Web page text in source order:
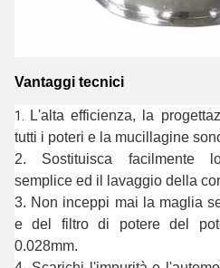
Vantaggi tecnici
1. L'alta efficienza, la
tutti i poteri e la mucillagine
2. Sostituisca facilmente
semplice ed il lavaggio della
3. Non inceppi mai la maglia
e del filtro di potere del
0.028mm.